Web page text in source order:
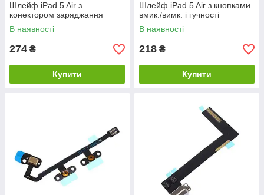
Шлейф iPad 5 Air з
конектором заряджання
В наявності
274 ₴
Купити
Шлейф iPad 5 Air з кнопками
вмик./вимк. і гучності
В наявності
218 ₴
Купити